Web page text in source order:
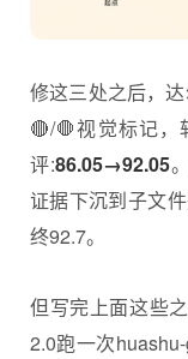
修这三处之后，
🔴/🛑视觉标记，
评:86.05→92.05
证据下沉到子文
终92.7。
但写完上面这些
2.0跑一次